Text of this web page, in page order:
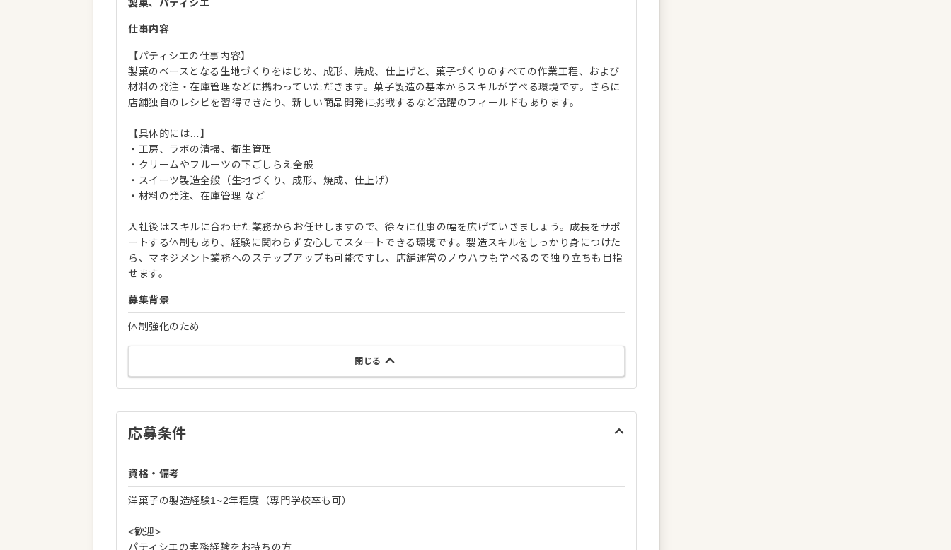
製菓、パティシエ
仕事内容
【パティシエの仕事内容】
製菓のベースとなる生地づくりをはじめ、成形、焼成、仕上げと、菓子づくりのすべての作業工程、および
材料の発注・在庫管理などに携わっていただきます。菓子製造の基本からスキルが学べる環境です。さらに
店舗独自のレシピを習得できたり、新しい商品開発に挑戦するなど活躍のフィールドもあります。
【具体的には…】
・工房、ラボの清掃、衛生管理
・クリームやフルーツの下ごしらえ全般
・スイーツ製造全般（生地づくり、成形、焼成、仕上げ）
・材料の発注、在庫管理 など
入社後はスキルに合わせた業務からお任せしますので、徐々に仕事の幅を広げていきましょう。成長をサポ
ートする体制もあり、経験に関わらず安心してスタートできる環境です。製造スキルをしっかり身につけた
ら、マネジメント業務へのステップアップも可能ですし、店舗運営のノウハウも学べるので独り立ちも目指
せます。
募集背景
体制強化のため
閉じる
応募条件
資格・備考
洋菓子の製造経験1~2年程度（専門学校卒も可）
<歓迎>
パティシエの実務経験をお持ちの方